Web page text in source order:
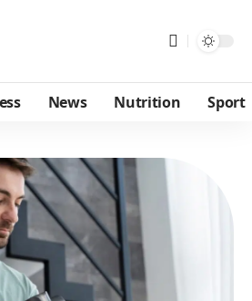
News Nutrition Sport